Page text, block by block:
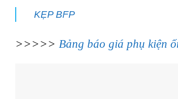
KẸP BFP
>>>>> Bảng báo giá phụ kiện